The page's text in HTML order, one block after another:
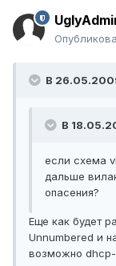
В
В
если схема
дальше
опасения?
Еще как будет
Unnumbered и
возможно dhcp-